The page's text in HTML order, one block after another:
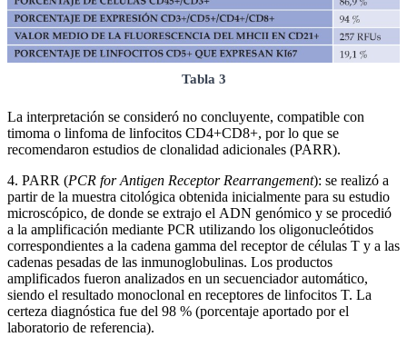
Tabla 3
La interpretación se consideró no concluyente, compatible con
timoma o linfoma de linfocitos CD4+CD8+, por lo que se
recomendaron estudios de clonalidad adicionales (PARR).
4. PARR (PCR for Antigen Receptor Rearrangement): se realizó a
partir de la muestra citológica obtenida inicialmente para su estudio
microscópico, de donde se extrajo el ADN genómico y se procedió
a la amplificación mediante PCR utilizando los oligonucleótidos
correspondientes a la cadena gamma del receptor de células T y a las
cadenas pesadas de las inmunoglobulinas. Los productos
amplificados fueron analizados en un secuenciador automático,
siendo el resultado monoclonal en receptores de linfocitos T. La
certeza diagnóstica fue del 98 % (porcentaje aportado por el
laboratorio de referencia).